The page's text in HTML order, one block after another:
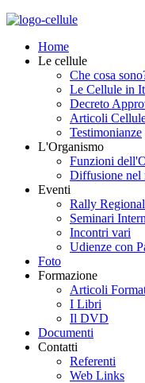
Home
Le cellule
Che cosa
Le Cellule in
Decreto
Articoli
Testimonianze
L'Organismo
Funzioni
Diffusione nel
Eventi
Rally
Seminari
Incontri vari
Udienze con
Foto
Formazione
Articoli
I Libri
Il DVD
Documenti
Contatti
Referenti
Web Links